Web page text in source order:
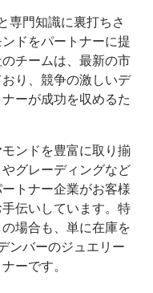
専門知識に裏打ちさ
ドをパートナーに提
チームは、最新の市
り、競争の激しいデ
ーが成功を収めるた
ンドを豊富に取り揃
グレーディングなど
トナー企業がお客様
伝いしています。特
場合も、単に在庫を
ンバーのジュエリー
ーです。